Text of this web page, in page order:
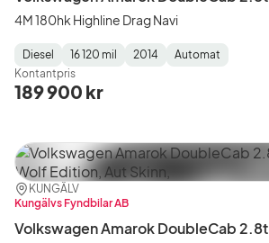
4M 180hk Highline Drag Navi
Fuel
Type:
Diesel
Mätarställning:
16 120 mil
Model
Year:
2014
Gearbox
Type:
Automat
Kontantpris
189 900 kr
Plats:
KUNGÄLV
Återförsäljare:
Kungälvs Fyndbilar AB
Volkswagen Amarok DoubleCab 2.8t